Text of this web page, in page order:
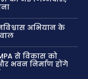
अभियान के
से विकास को
भवन निर्माण होंगे